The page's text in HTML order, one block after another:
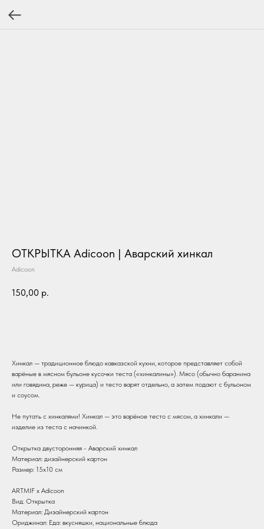
ОТКРЫТКА Adicoon | Аварский хинкал
Adicoon
150,00 р.
Хинкал — традиционное блюдо кавказской кухни, которое представляет собой
варёные в мясном бульоне кусочки теста («хинкалины»). Мясо (обычно баранина
или говядина, реже — курица) и тесто варят отдельно, а затем подают с бульоном
и соусом.
Не путать с хинкалями! Хинкал — это варёное тесто с мясом, а хинкали —
изделие из теста с начинкой.
Открытка двусторонняя - Аварский хинкал
Материал: дизайнерский картон
Размер: 15х10 см
ARTMIF х Adicoon
Вид: Открытка
Материал: Дизайнерский картон
Ориджинал: Еда: вкусняшки, национальные блюда